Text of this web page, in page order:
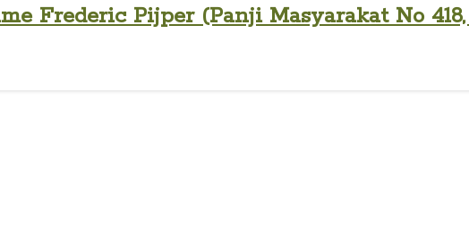
Frederic Pijper (Panji Masyarakat No 418,